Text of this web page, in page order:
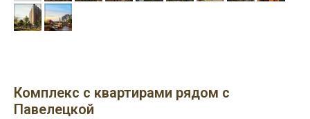
Комплекс с квартирами рядом с
Павелецкой